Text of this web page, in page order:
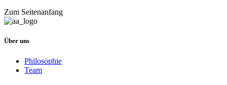
Zum Seitenanfang
Über uns
Philosophie
Team